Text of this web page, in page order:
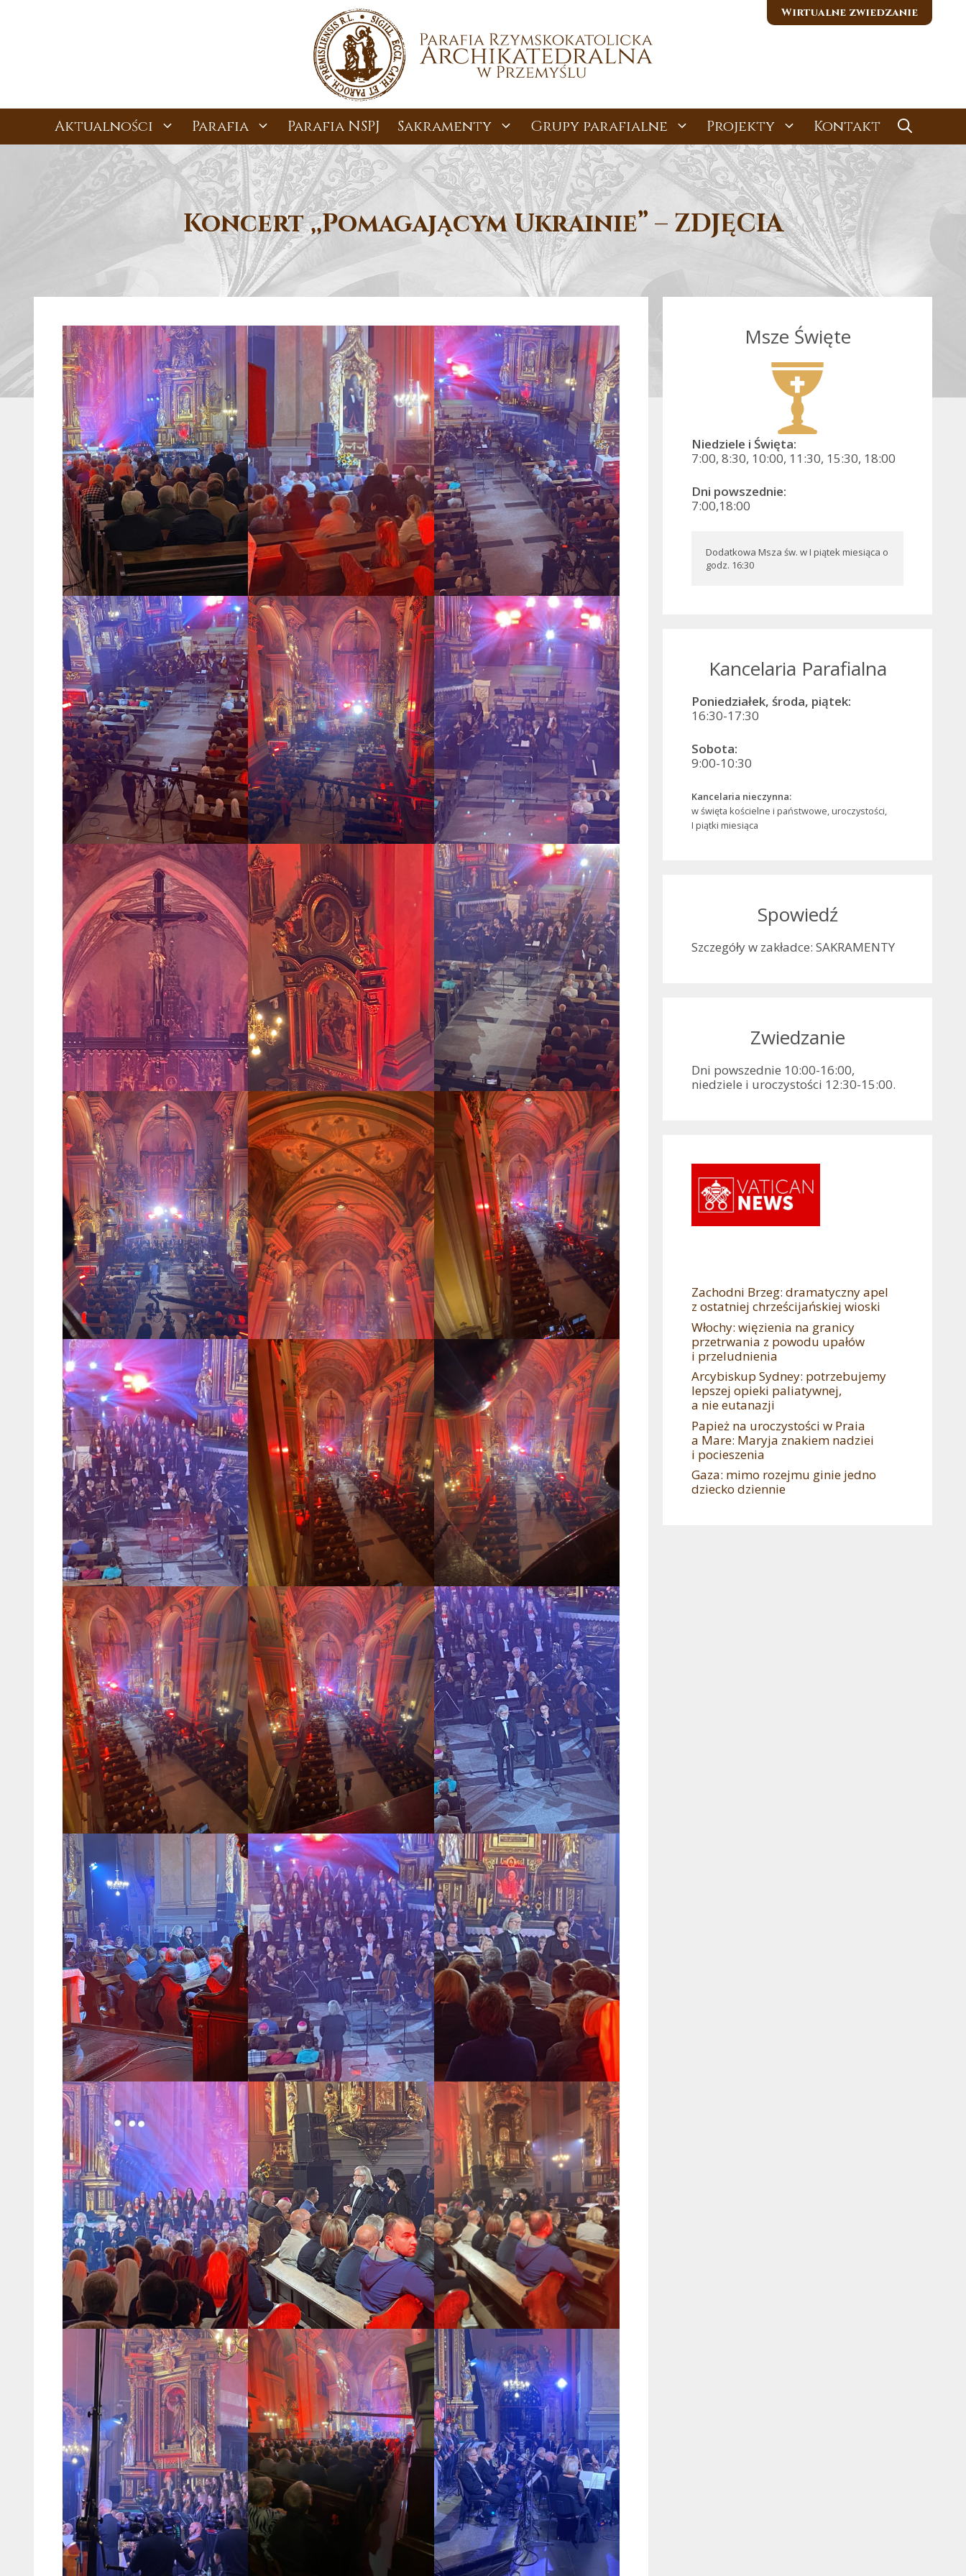
Wirtualne zwiedzanie
Aktualności Parafia Parafia NSPJ Sakramenty Grupy parafialne Projekty Kontakt
Koncert ,,Pomagającym Ukrainie” – ZDJĘCIA
Msze Święte
Niedziele i Święta:
7:00, 8:30, 10:00, 11:30, 15:30, 18:00
Dni powszednie:
7:00,18:00
Dodatkowa Msza św. w I piątek miesiąca o
godz. 16:30
Kancelaria Parafialna
Poniedziałek, środa, piątek:
16:30-17:30
Sobota:
9:00-10:30
Kancelaria nieczynna:
w święta kościelne i państwowe, uroczystości,
I piątki miesiąca
Spowiedź
Szczegóły w zakładce: SAKRAMENTY
Zwiedzanie
Dni powszednie 10:00-16:00,
niedziele i uroczystości 12:30-15:00.
Zachodni Brzeg: dramatyczny apel
z ostatniej chrześcijańskiej wioski
Włochy: więzienia na granicy
przetrwania z powodu upałów
i przeludnienia
Arcybiskup Sydney: potrzebujemy
lepszej opieki paliatywnej,
a nie eutanazji
Papież na uroczystości w Praia
a Mare: Maryja znakiem nadziei
i pocieszenia
Gaza: mimo rozejmu ginie jedno
dziecko dziennie